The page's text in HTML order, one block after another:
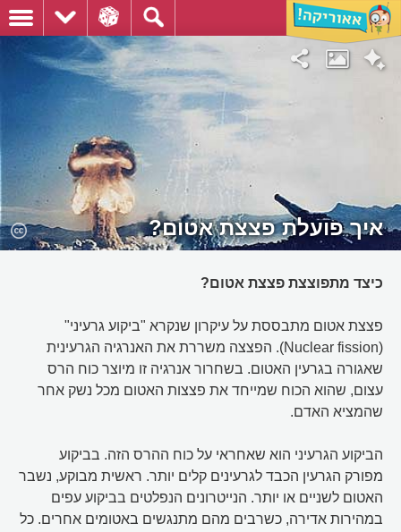
איך פועלת פצצת אטום?
כיצד מתפוצצת פצצת אטום?
פצצת אטום מתבססת על עיקרון שנקרא "ביקוע גרעיני"
(Nuclear fission). הפצצה משררת את האנרגיה הגרעינית
שאגורה בגרעין האטום. בשחרור אנרגיה זו מיוצר כוח הרס
עצום, שהוא הכוח שמייחד את פצצות האטום מכל נשק אחר
שהמציא האדם.
הביקוע הגרעיני הוא שאחראי על כוח ההרס הזה. בביקוע
מפורק הגרעין הכבד לגרעינים קלים יותר. ראשית מבוקע, נשבר
האטום לשניים או יותר. הנייטרונים הנפלטים בביקוע עפים
במהירות אדירה, כשרבים מהם מתנגשים באטומים אחרים. כל